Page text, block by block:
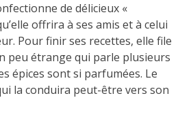
de délicieux «
offrira à ses amis et à celui
Pour finir ses recettes, elle file
peu étrange qui parle plusieurs
épices sont si parfumées. Le
la conduira peut-être vers son